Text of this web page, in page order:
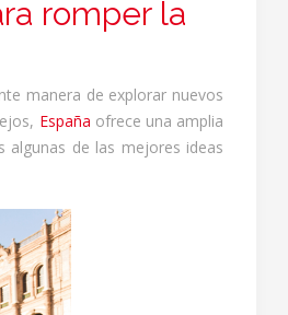
romper la
manera de explorar nuevos
España ofrece una amplia
algunas de las mejores ideas